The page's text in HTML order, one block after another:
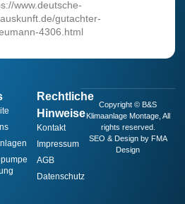
Rechtliche
Hinweise
Kontakt
Impressum
AGB
Datenschutz
Copyright © B&S
Klimaanlage Montage, All
rights reserved.
SEO & Design by FMA
Design